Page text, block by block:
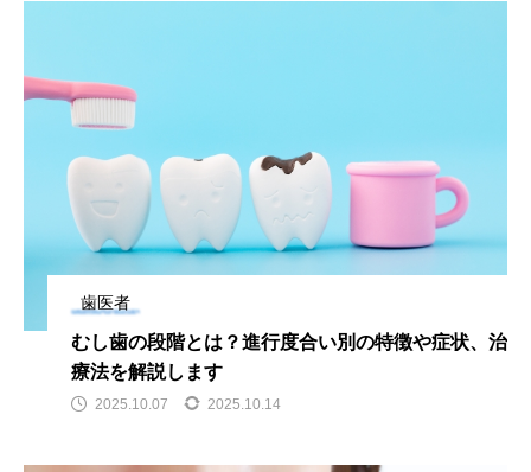
歯医者
むし歯の段階とは？進行度合い別の特徴や症状、治
療法を解説します
2025.10.07 2025.10.14